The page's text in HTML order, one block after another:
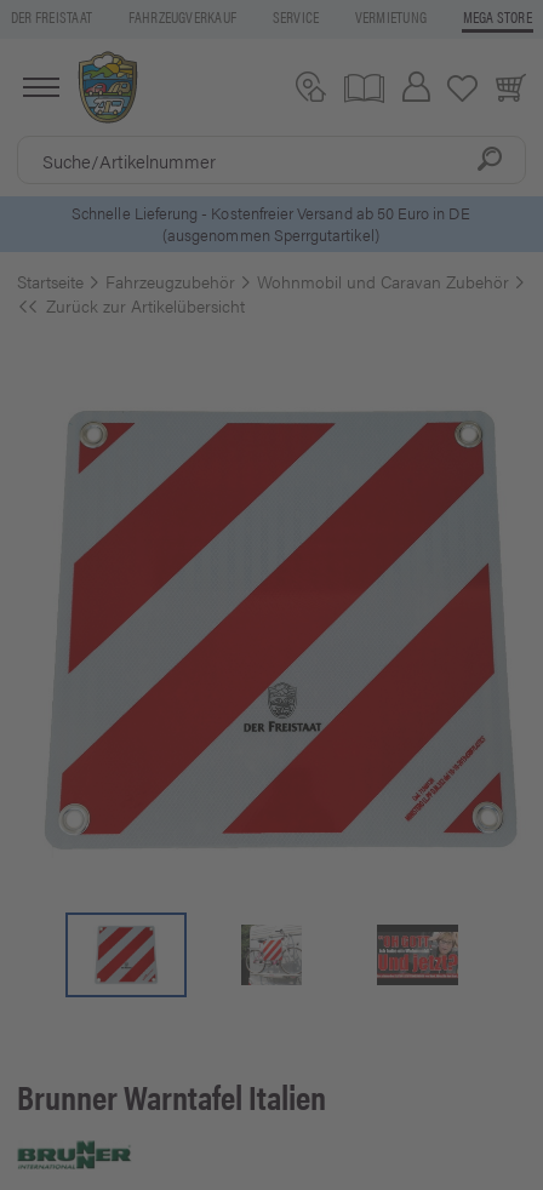
DER FREISTAAT FAHRZEUGVERKAUF SERVICE VERMIETUNG MEGA STORE
5 Euro Gutschein* beiNewsletter-Anmeldung
Startseite Fahrzeugzubehör Wohnmobil und Caravan Zubehör
Zurück zur Artikelübersicht
BrunnerWarntafel Italien